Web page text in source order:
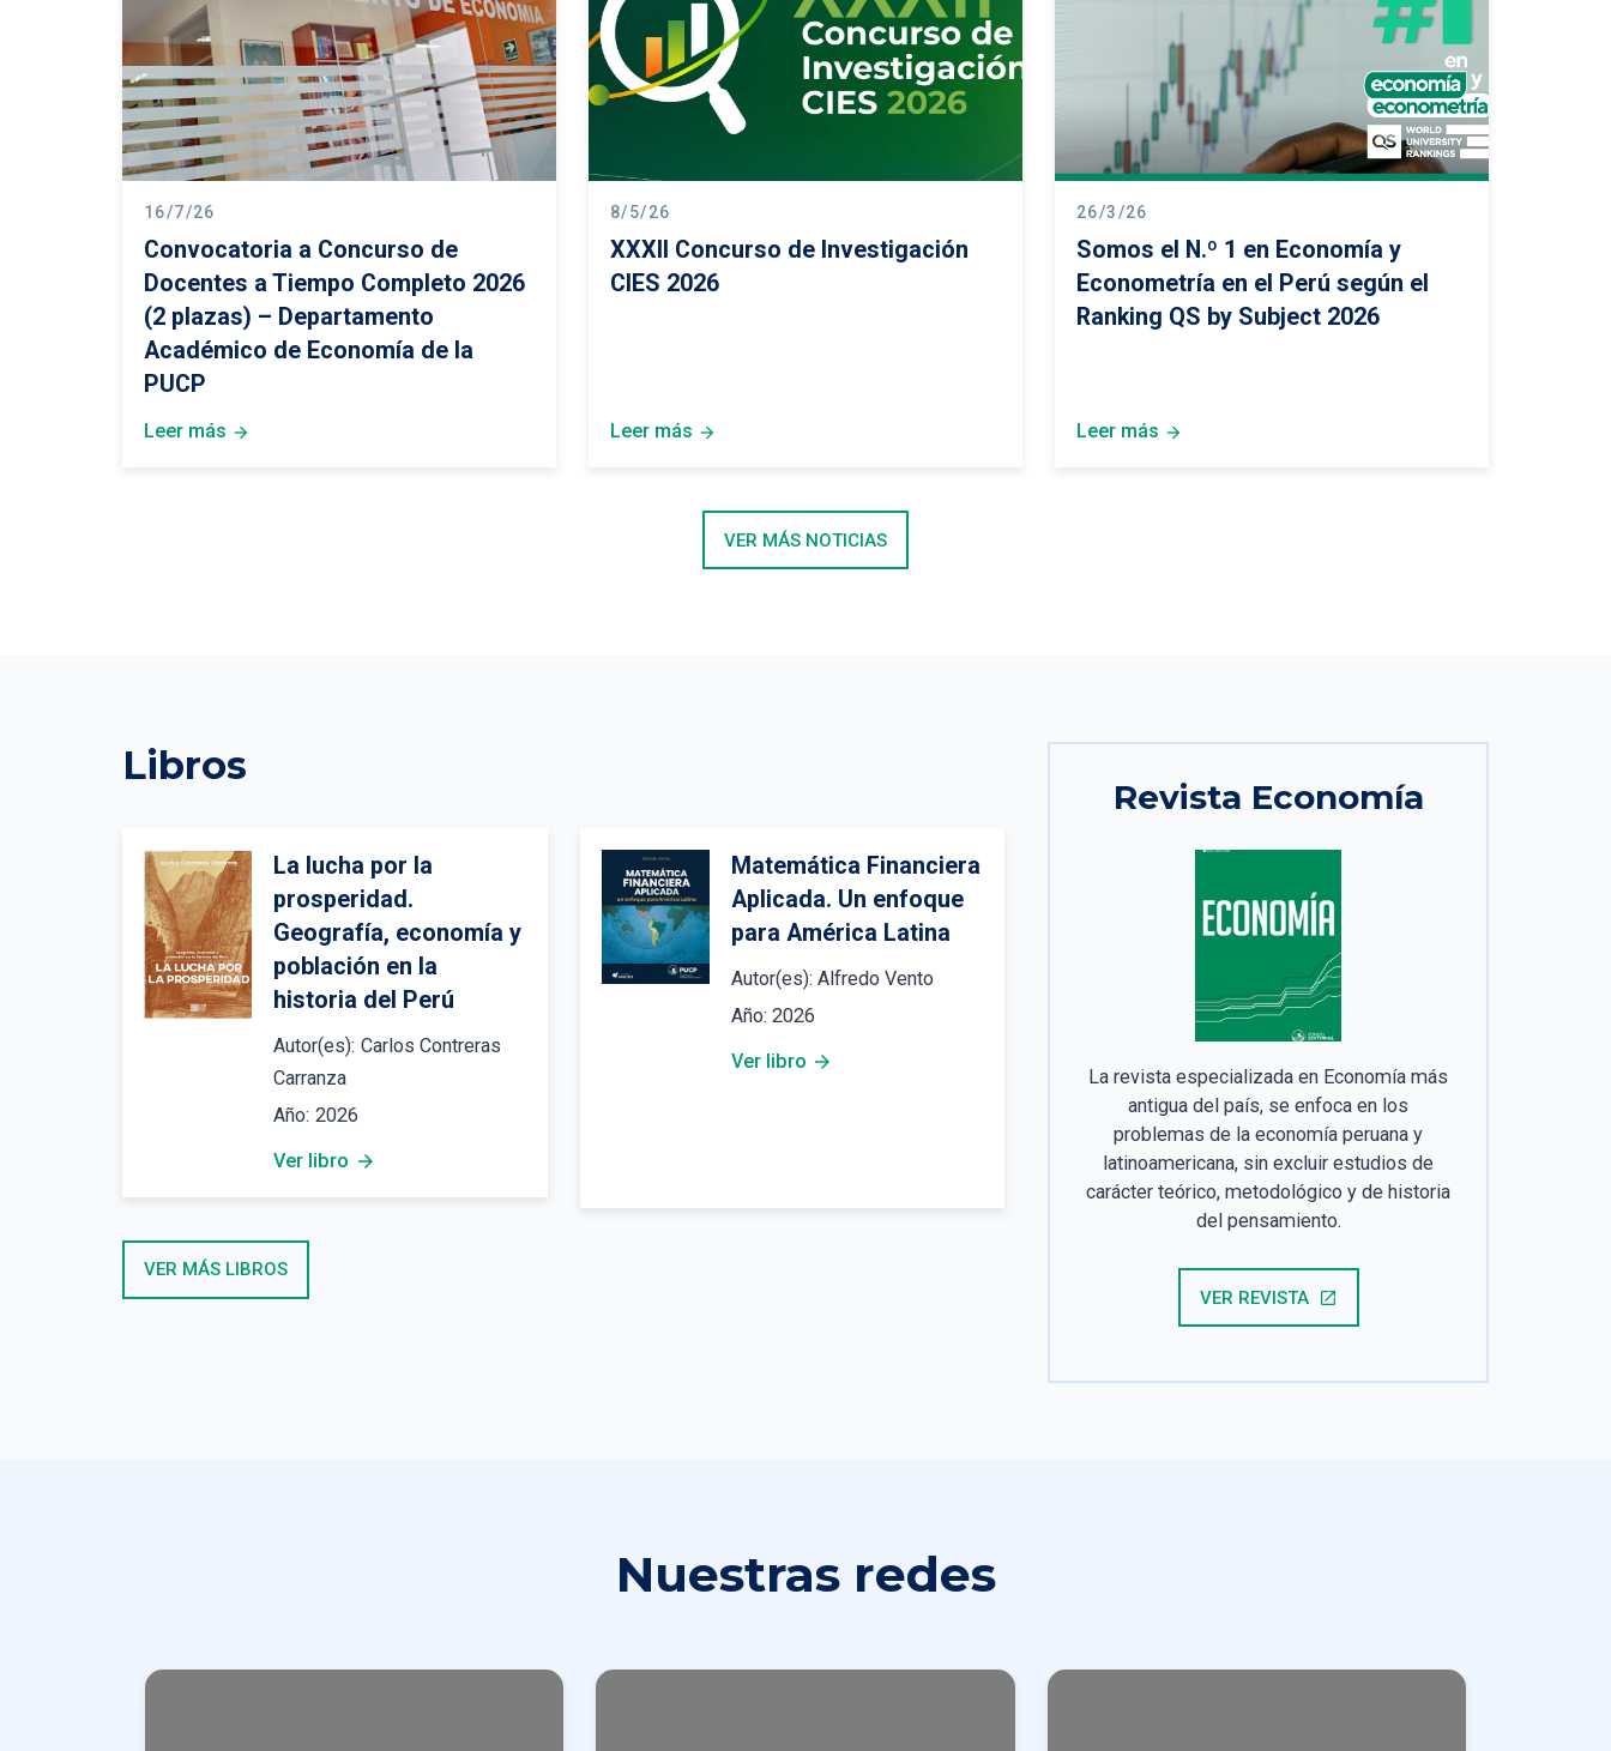
CONOCE EL DEPARTAMENTO
16/7/26
Convocatoria a Concurso de
Docentes a Tiempo Completo 2026
(2 plazas) – Departamento
Académico de Economía de la
PUCP
Leer más arrow_forward
8/5/26
XXXII Concurso de Investigación
CIES 2026
Leer más arrow_forward
26/3/26
Somos el N.º 1 en Economía y
Econometría en el Perú según el
Ranking QS by Subject 2026
Leer más arrow_forward
VER MÁS NOTICIAS
Libros
La lucha por la
prosperidad.
Geografía, economía y
población en la
historia del Perú
Autor(es): Carlos Contreras
Carranza
Año: 2026
Ver libro arrow_forward
Matemática Financiera
Aplicada. Un enfoque
para América Latina
Autor(es): Alfredo Vento
Año: 2026
Ver libro arrow_forward
VER MÁS LIBROS
Revista Economía
La revista especializada en Economía más
antigua del país, se enfoca en los
problemas de la economía peruana y
latinoamericana, sin excluir estudios de
carácter teórico, metodológico y de historia
del pensamiento.
VER REVISTA
Nuestras redes